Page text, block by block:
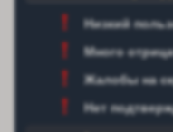
Низкий
Много
Жалобы на
Нет